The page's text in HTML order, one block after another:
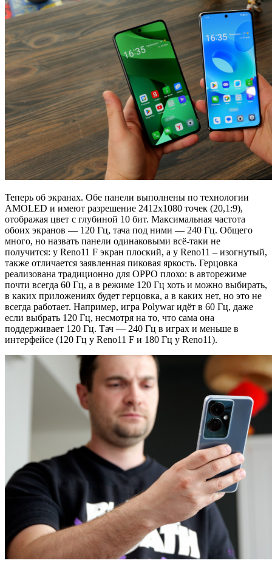
Теперь об экранах. Обе панели выполнены по технологии
AMOLED и имеют разрешение 2412х1080 точек (20,1:9),
отображая цвет с глубиной 10 бит. Максимальная частота
обоих экранов — 120 Гц, тача под ними — 240 Гц. Общего
много, но назвать панели одинаковыми всё-таки не
получится: у Reno11 F экран плоский, а у Reno11 – изогнутый,
также отличается заявленная пиковая яркость. Герцовка
реализована традиционно для OPPO плохо: в авторежиме
почти всегда 60 Гц, а в режиме 120 Гц хоть и можно выбирать,
в каких приложениях будет герцовка, а в каких нет, но это не
всегда работает. Например, игра Polywar идёт в 60 Гц, даже
если выбрать 120 Гц, несмотря на то, что сама она
поддерживает 120 Гц. Тач — 240 Гц в играх и меньше в
интерфейсе (120 Гц у Reno11 F и 180 Гц у Reno11).